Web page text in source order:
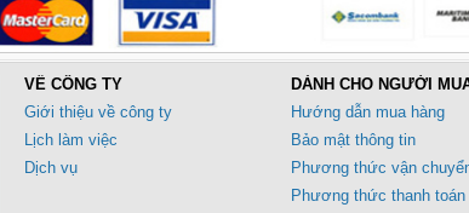
VỀ CÔNG TY
Giới thiệu về công ty
Lịch làm việc
Dịch vụ
DÀNH CHO NGƯỜI
Hướng dẫn mua hàng
Bảo mật thông tin
Phương thức vận
Phương thức thanh toán